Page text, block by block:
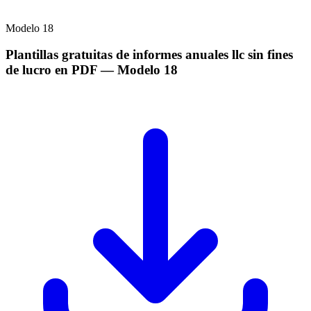
Modelo 18
Plantillas gratuitas de informes anuales llc sin fines
de lucro en PDF— Modelo 18